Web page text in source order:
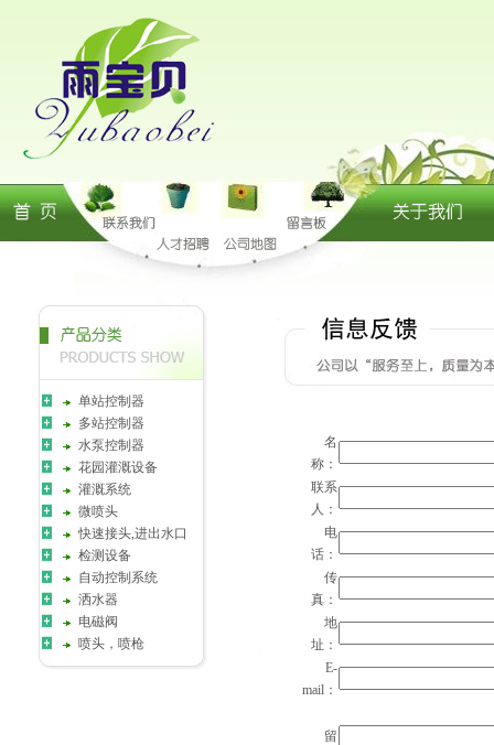
单站控制器
多站控制器
水泵控制器
花园灌溉设备
灌溉系统
微喷头
快速接头,进出水口
检测设备
自动控制系统
洒水器
电磁阀
喷头，喷枪
名
称：
联系
人：
电
话：
传
真：
地
址：
E-
mail：
留